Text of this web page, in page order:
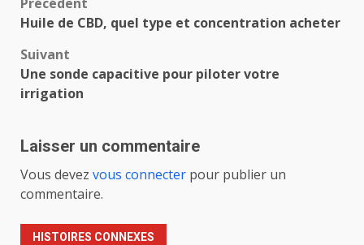
Navigation
Huile de CBD, quel type et concentration acheter
Suivant
Une sonde capacitive pour piloter votre
irrigation
Laisser un commentaire
Vous devez vous connecter pour publier un
commentaire.
HISTOIRES CONNEXES